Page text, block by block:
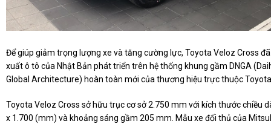
Để giúp giảm trọng lượng xe và tăng cường lực, Toyota Veloz Cross
xuất ô tô của Nhật Bản phát triển trên hệ thống khung gầm DNGA
Global Architecture) hoàn toàn mới của thương hiệu trực thuộc
Toyota Veloz Cross sở hữu trục cơ sở 2.750 mm với kích thước chiều
x 1.700 (mm) và khoảng sáng gầm 205 mm. Mẫu xe đối thủ của